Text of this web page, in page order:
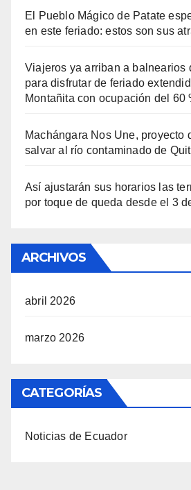
El Pueblo Mágico de Patate
en este feriado: estos son sus
Viajeros ya arriban a balnearios
para disfrutar de feriado
Montañita con ocupación del 60
Machángara Nos Une, proyecto
salvar al río contaminado de
Así ajustarán sus horarios las
por toque de queda desde el 3
ARCHIVOS
abril 2026
marzo 2026
CATEGORÍAS
Noticias de Ecuador